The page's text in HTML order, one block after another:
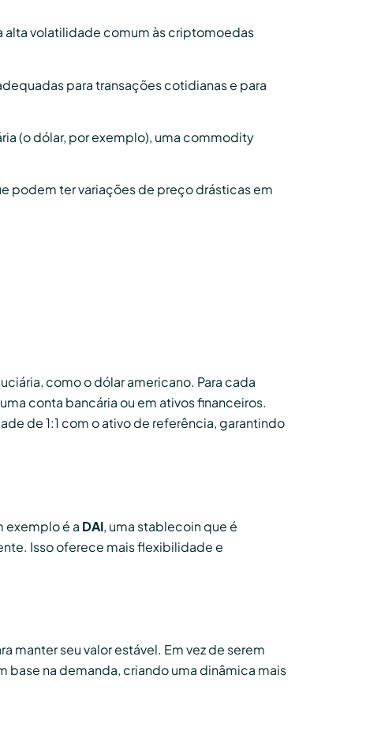
alta volatilidade comum às criptomoedas
para transações cotidianas e para
(o dólar, por exemplo), uma commodity
podem ter variações de preço drásticas em
como o dólar americano. Para cada
conta bancária ou em ativos financeiros.
de 1:1 com o ativo de referência, garantindo
exemplo é a DAI, uma stablecoin que é
Isso oferece mais flexibilidade e
manter seu valor estável. Em vez de serem
na demanda, criando uma dinâmica mais